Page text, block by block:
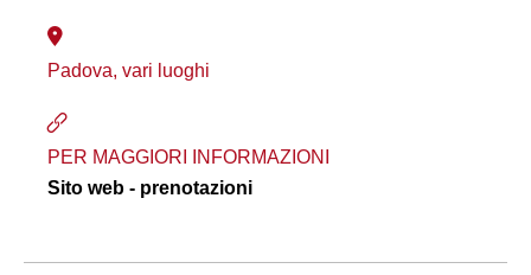
Padova, vari luoghi
PER MAGGIORI INFORMAZIONI
Sito web - prenotazioni